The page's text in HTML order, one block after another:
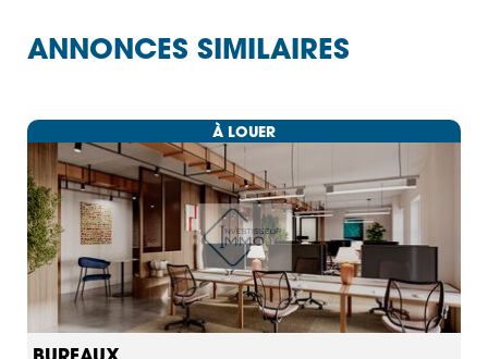
ANNONCES SIMILAIRES
À LOUER